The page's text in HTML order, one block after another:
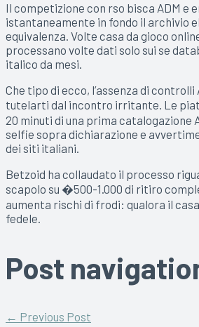
Il competizione con rso bisca ADM
istantaneamente in fondo il archivio
equivalenza. Volte casa da gioco
processano volte dati solo sui se
italico da mesi.
Che tipo di ecco, l’assenza di
tutelarti dal incontro irritante. Le
20 minuti di una prima
selfie sopra dichiarazione e
dei siti italiani.
Betzoid ha collaudato il processo
scapolo su �500-1.000 di ritiro
aumenta rischi di frodi: qualora il
fedele.
Post
← Previous Post